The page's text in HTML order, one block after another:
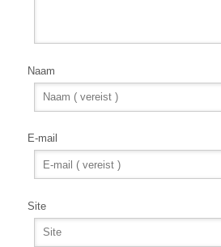
Naam
E-mail
Site